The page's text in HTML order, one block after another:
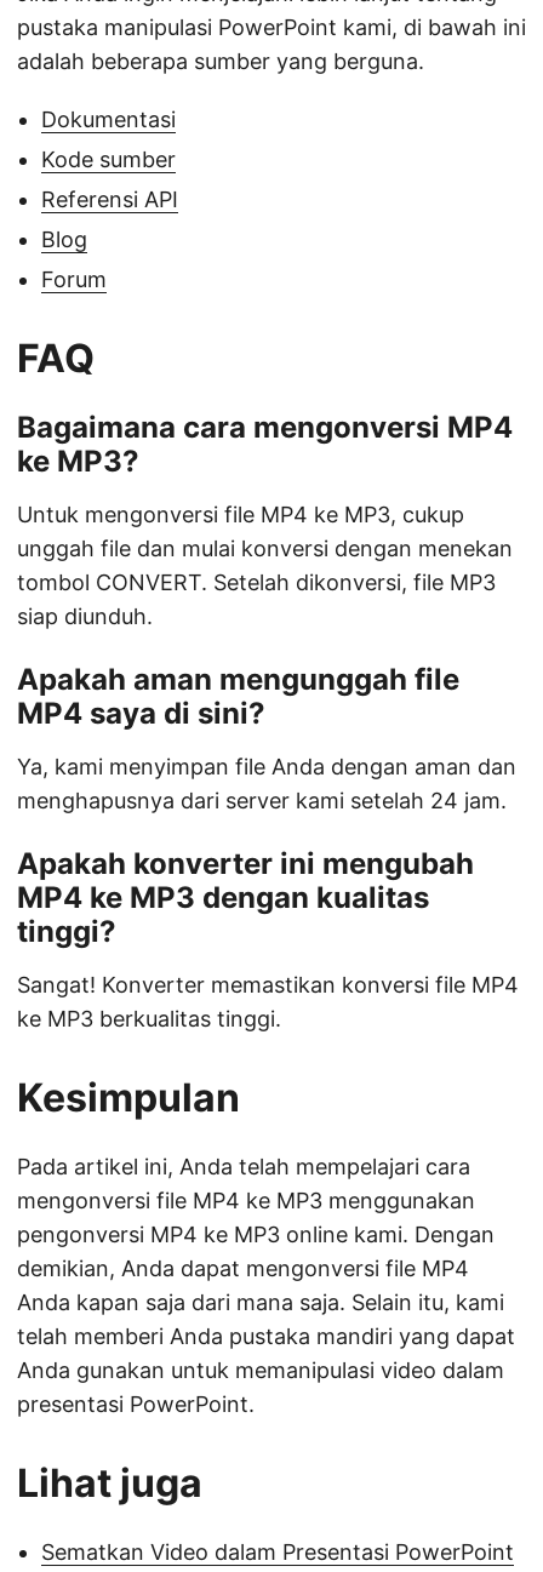
pustaka manipulasi PowerPoint kami, di bawah ini
adalah beberapa sumber yang berguna.
Dokumentasi
Kode sumber
Referensi API
Blog
Forum
FAQ
Bagaimana cara mengonversi MP4
ke MP3?
Untuk mengonversi file MP4 ke MP3, cukup
unggah file dan mulai konversi dengan menekan
tombol CONVERT. Setelah dikonversi, file MP3
siap diunduh.
Apakah aman mengunggah file
MP4 saya di sini?
Ya, kami menyimpan file Anda dengan aman dan
menghapusnya dari server kami setelah 24 jam.
Apakah konverter ini mengubah
MP4 ke MP3 dengan kualitas
tinggi?
Sangat! Konverter memastikan konversi file MP4
ke MP3 berkualitas tinggi.
Kesimpulan
Pada artikel ini, Anda telah mempelajari cara
mengonversi file MP4 ke MP3 menggunakan
pengonversi MP4 ke MP3 online kami. Dengan
demikian, Anda dapat mengonversi file MP4
Anda kapan saja dari mana saja. Selain itu, kami
telah memberi Anda pustaka mandiri yang dapat
Anda gunakan untuk memanipulasi video dalam
presentasi PowerPoint.
Lihat juga
Sematkan Video dalam Presentasi PowerPoint